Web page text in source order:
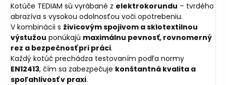
Kotúče TEDIAM sú vyrábané z elektrokorundu – tvrdého
abrazíva s vysokou odolnosťou voči opotrebeniu.
V kombinácii s živicovým spojivom a sklotextilnou
výstužou ponúkajú maximálnu pevnosť, rovnomerný
rez a bezpečnosť pri práci.
Každý kotúč prechádza testovaním podľa normy
EN12413, čím sa zabezpečuje konštantná kvalita a
spoľahlivosť v praxi.